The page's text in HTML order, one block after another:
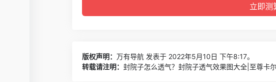
版权声明： 万有导航 发表于 2022年5月10日 下午8:17。
转载请注明： 封院子怎么透气？封院子透气效果图大全|至尊卡尔